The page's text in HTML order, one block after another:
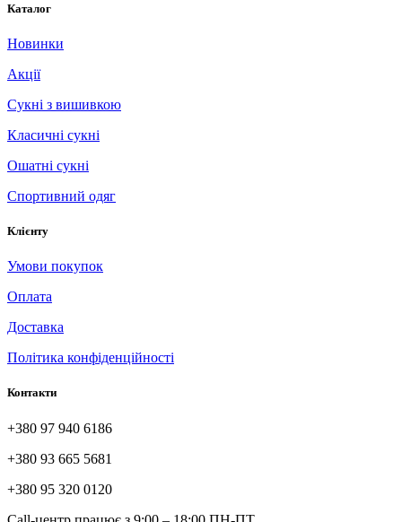
Каталог
Новинки
Акції
Сукні з вишивкою
Класичні сукні
Ошатні сукні
Спортивний одяг
Клієнту
Умови покупок
Оплата
Доставка
Політика конфіденційності
Контакти
+380 97 940 6186
+380 93 665 5681
+380 95 320 0120